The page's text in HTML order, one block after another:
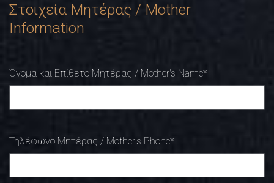
Στοιχεία Μητέρας / Mother
Information
Όνομα και Επίθετο Μητέρας / Mother's Name*
Τηλέφωνο Μητέρας / Mother's Phone*